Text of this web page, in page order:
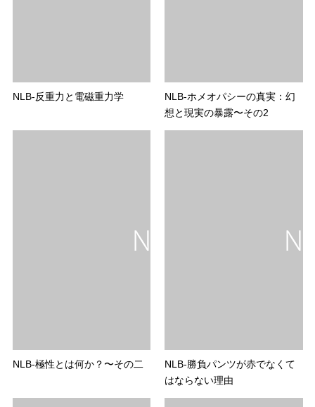
NLB-反重力と電磁重力学
NLB-ホメオパシーの真実：幻
想と現実の暴露〜その2
NLB-極性とは何か？〜その二
NLB-勝負パンツが赤でなくて
はならない理由